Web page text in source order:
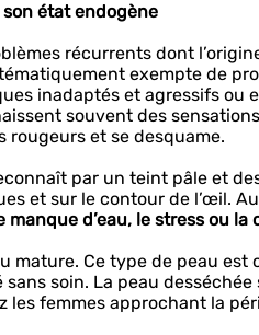
état endogène
récurrents dont
exempte de
inadaptés et agressifs ou
souvent des
rougeurs et se desquame.
par un teint pâle et
et sur le contour de l’œil.
d’eau, le stress ou la
mature. Ce type de peau
soin. La peau
les femmes approchant la